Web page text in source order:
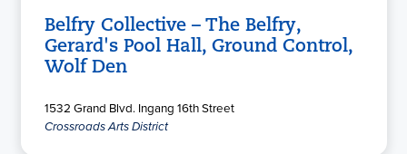
Belfry Collective – The Belfry,
Gerard's Pool Hall, Ground Control,
Wolf Den
1532 Grand Blvd. Ingang 16th Street
Crossroads Arts District